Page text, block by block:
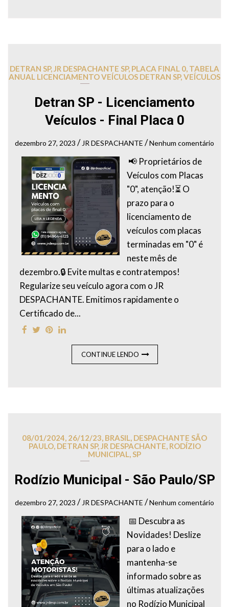
DETRAN SP, JR DESPACHANTE SP, PLACA FINAL 0 TABELA
ANUAL LICENCIAMENTO VEÍCULOS DETRAN SP, VEÍCULOS
Detran SP - Licenciamento
Veículos - Final Placa 0
dezembro 27, 2023 / JR DESPACHANTE /Nenhum comentário
📢 Proprietários de
Veículos com Placas
"0", atenção!⏳ O
prazo para o
licenciamento de
veículos com placas
terminadas em "0" é
neste mês de
dezembro.🔒 Evite multas e contratempos!
Regularize seu veículo agora com o JR
DESPACHANTE. Emitimos rapidamente o
Certificado de...
CONTINUE LENDO
08/01/2024 26/12/23 BRASIL
DESPACHANTE SÃO
PAULO, DETRAN SP, JR DESPACHANTE RODÍZIO
MUNICIPAL
SP
Rodízio Municipal - São Paulo/SP
dezembro 27, 2023 / JR DESPACHANTE /Nenhum comentário
📅 Descubra as
Novidades! Deslize
para o lado e
mantenha-se
informado sobre as
últimas atualizações
no Rodízio Municipal